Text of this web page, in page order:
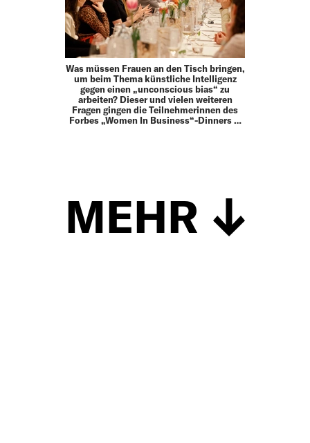
Was müssen Frauen an den Tisch bringen,
um beim Thema künstliche Intelligenz
gegen einen „unconscious bias“ zu
arbeiten? Dieser und vielen weiteren
Fragen gingen die Teilnehmerinnen des
Forbes „Women In Business“-Dinners …
MEHR